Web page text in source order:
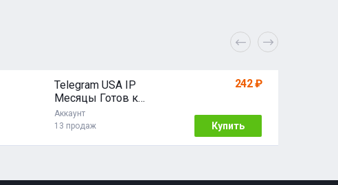
Telegram USA IP
Месяцы Готов к
использованию!
Аккаунт
13 продаж
242 ₽
Купить